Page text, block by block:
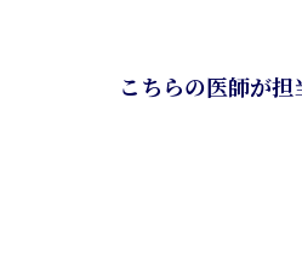
こちらの医師が